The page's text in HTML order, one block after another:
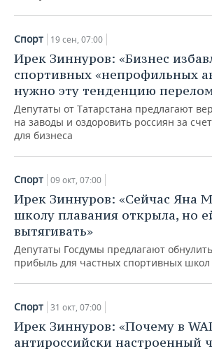
Спорт 19 сен, 07:00
Ирек Зиннуров: «Бизнес
спортивных «непрофильных
нужно эту тенденцию
Депутаты от Татарстана предлагают
на заводы и оздоровить россиян за
для бизнеса
Спорт 09 окт, 07:00
Ирек Зиннуров: «Сейчас Яна
школу плавания открыла, но
вытягивать»
Депутаты Госдумы предлагают
прибыль для частных спортивных школ
Спорт 31 окт, 07:00
Ирек Зиннуров: «Почему в
антироссийски настроенный